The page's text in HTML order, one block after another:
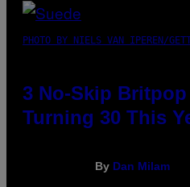
PHOTO BY NIELS VAN IPEREN/
3 No-Skip
Turning 30 This
By Dan Milam